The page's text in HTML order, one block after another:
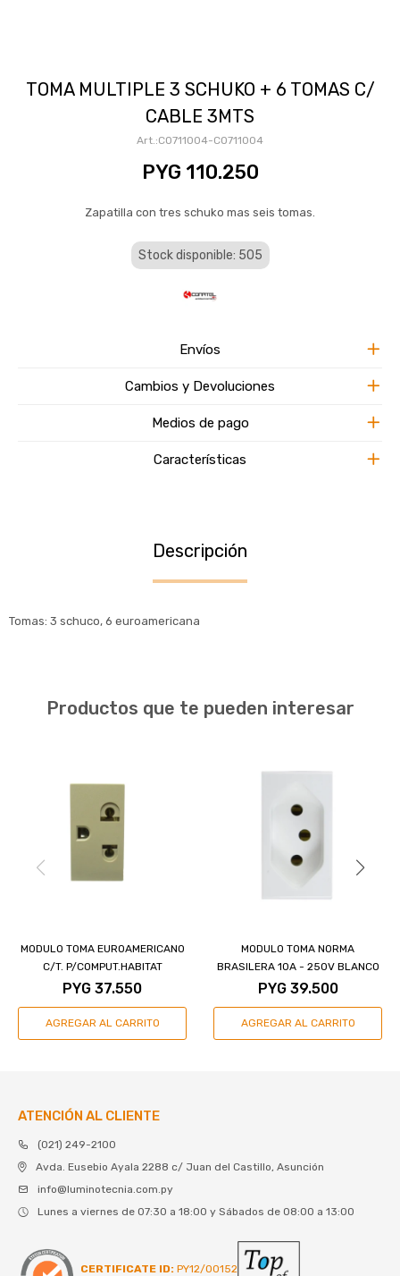
TOMA MULTIPLE 3 SCHUKO + 6 TOMAS C/
CABLE 3MTS
CO711004-CO711004
PYG 110.250
Zapatilla con tres schuko mas seis tomas.
Stock disponible: 505
Envíos
Cambios y Devoluciones
Medios de pago
Características
Descripción
Tomas: 3 schuco, 6 euroamericana
Productos que te pueden interesar
MODULO TOMA EUROAMERICANO
C/T. P/COMPUT.HABITAT
PYG 37.550
MODULO TOMA NORMA
BRASILERA 10A - 250V BLANCO
PYG 39.500
ATENCIÓN AL CLIENTE
(021) 249-2100
Avda. Eusebio Ayala 2288 c/ Juan del Castillo, Asunción
info@luminotecnia.com.py
Lunes a viernes de 07:30 a 18:00 y Sábados de 08:00 a 13:00
CERTIFICATE ID: PY12/00152